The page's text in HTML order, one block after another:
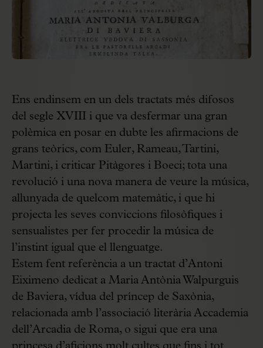
Ens endinsem en un dels tractats més difosos
del segle XVIII i que va desfermar una gran
polèmica en posar en dubte les afirmacions de
grans teòrics, com Euler, Rameau, Tartini,
Martini, i criticar Pitàgores i Boeci; tota una
revolució i una nova manera de veure la música,
allunyada de quelcom matemàtic, i que hi
projecta les seves conviccions filosòfiques i
sensualistes per fer procedir la música de
l’instint igual que el llenguatge.
Estem fent referència a un tractat d’Antoni
Eiximeno dedicat a Maria Antònia Walpurguis
de Baviera, vídua del príncep de Saxònia,
relacionada amb l’associació literària Accademia
dell’Arcadia de Roma, o sigui que era una